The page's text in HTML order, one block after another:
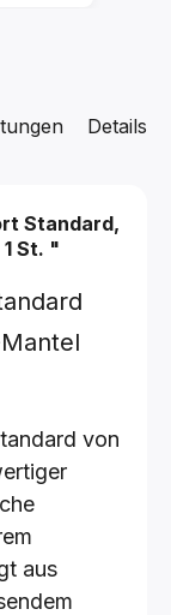
Details
Standard,
St. "
von
aus